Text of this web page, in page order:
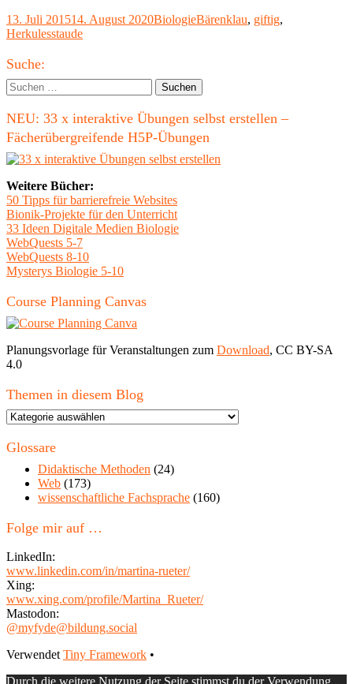
gefährlich
für
Veröffentlicht
am
13. Juli 201514. August 2020Kategorien
BiologieSchlagwörter
Bärenklau, giftig,
Herkulesstaude
Haupt-
Seitenleiste
Suche:
Suchen
nach:
NEU: 33 x interaktive Übungen selbst erstellen –
Fächerübergreifende H5P-Übungen
Weitere Bücher:
50 Tipps für barrierefreie Websites
Bionik-Projekte für den Unterricht
33 Ideen Digitale Medien Biologie
WebQuests 5-7
WebQuests 8-10
Mysterys Biologie 5-10
Course Planning Canvas
Planungsvorlage für Veranstaltungen zum Download, CC BY-SA
4.0
Themen in diesem Blog
Themen
diesem
Glossare
Didaktische Methoden (24)
Web (173)
wissenschaftliche Fachsprache (160)
Folge mir auf …
LinkedIn:
www.linkedin.com/in/martina-rueter/
Xing:
www.xing.com/profile/Martina_Rueter/
Mastodon:
@myfyde@bildung.social
Footer
Inhalt
Verwendet Tiny Framework •